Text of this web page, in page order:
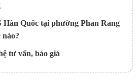
Hàn Quốc tại phường Phan Rang
tư vấn, báo giá